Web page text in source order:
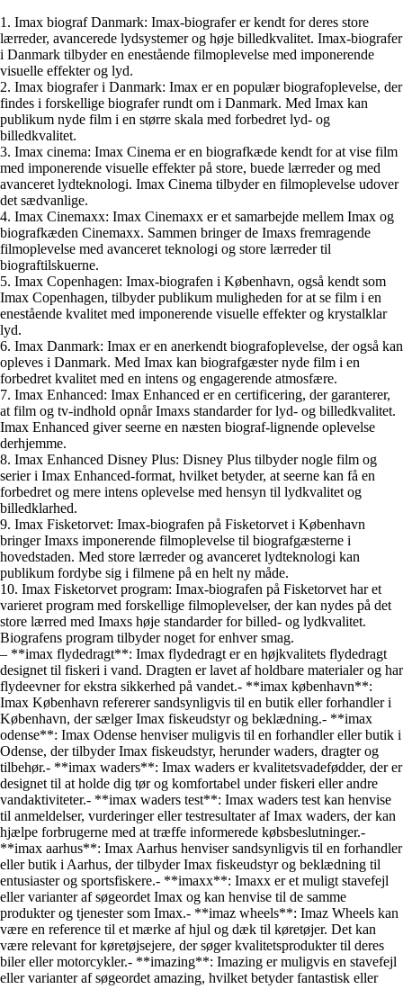
1. Imax biograf Danmark: Imax-biografer er kendt for deres store
lærreder, avancerede lydsystemer og høje billedkvalitet. Imax-biografer
i Danmark tilbyder en enestående filmoplevelse med imponerende
visuelle effekter og lyd.
2. Imax biografer i Danmark: Imax er en populær biografoplevelse, der
findes i forskellige biografer rundt om i Danmark. Med Imax kan
publikum nyde film i en større skala med forbedret lyd- og
billedkvalitet.
3. Imax cinema: Imax Cinema er en biografkæde kendt for at vise film
med imponerende visuelle effekter på store, buede lærreder og med
avanceret lydteknologi. Imax Cinema tilbyder en filmoplevelse udover
det sædvanlige.
4. Imax Cinemaxx: Imax Cinemaxx er et samarbejde mellem Imax og
biografkæden Cinemaxx. Sammen bringer de Imaxs fremragende
filmoplevelse med avanceret teknologi og store lærreder til
biograftilskuerne.
5. Imax Copenhagen: Imax-biografen i København, også kendt som
Imax Copenhagen, tilbyder publikum muligheden for at se film i en
enestående kvalitet med imponerende visuelle effekter og krystalklar
lyd.
6. Imax Danmark: Imax er en anerkendt biografoplevelse, der også kan
opleves i Danmark. Med Imax kan biografgæster nyde film i en
forbedret kvalitet med en intens og engagerende atmosfære.
7. Imax Enhanced: Imax Enhanced er en certificering, der garanterer,
at film og tv-indhold opnår Imaxs standarder for lyd- og billedkvalitet.
Imax Enhanced giver seerne en næsten biograf-lignende oplevelse
derhjemme.
8. Imax Enhanced Disney Plus: Disney Plus tilbyder nogle film og
serier i Imax Enhanced-format, hvilket betyder, at seerne kan få en
forbedret og mere intens oplevelse med hensyn til lydkvalitet og
billedklarhed.
9. Imax Fisketorvet: Imax-biografen på Fisketorvet i København
bringer Imaxs imponerende filmoplevelse til biografgæsterne i
hovedstaden. Med store lærreder og avanceret lydteknologi kan
publikum fordybe sig i filmene på en helt ny måde.
10. Imax Fisketorvet program: Imax-biografen på Fisketorvet har et
varieret program med forskellige filmoplevelser, der kan nydes på det
store lærred med Imaxs høje standarder for billed- og lydkvalitet.
Biografens program tilbyder noget for enhver smag.
– **imax flydedragt**: Imax flydedragt er en højkvalitets flydedragt
designet til fiskeri i vand. Dragten er lavet af holdbare materialer og har
flydeevner for ekstra sikkerhed på vandet.- **imax københavn**:
Imax København refererer sandsynligvis til en butik eller forhandler i
København, der sælger Imax fiskeudstyr og beklædning.- **imax
odense**: Imax Odense henviser muligvis til en forhandler eller butik i
Odense, der tilbyder Imax fiskeudstyr, herunder waders, dragter og
tilbehør.- **imax waders**: Imax waders er kvalitetsvadefødder, der er
designet til at holde dig tør og komfortabel under fiskeri eller andre
vandaktiviteter.- **imax waders test**: Imax waders test kan henvise
til anmeldelser, vurderinger eller testresultater af Imax waders, der kan
hjælpe forbrugerne med at træffe informerede købsbeslutninger.-
**imax aarhus**: Imax Aarhus henviser sandsynligvis til en forhandler
eller butik i Aarhus, der tilbyder Imax fiskeudstyr og beklædning til
entusiaster og sportsfiskere.- **imaxx**: Imaxx er et muligt stavefejl
eller varianter af søgeordet Imax og kan henvise til de samme
produkter og tjenester som Imax.- **imaz wheels**: Imaz Wheels kan
være en reference til et mærke af hjul og dæk til køretøjer. Det kan
være relevant for køretøjsejere, der søger kvalitetsprodukter til deres
biler eller motorcykler.- **imazing**: Imazing er muligvis en stavefejl
eller varianter af søgeordet amazing, hvilket betyder fantastisk eller